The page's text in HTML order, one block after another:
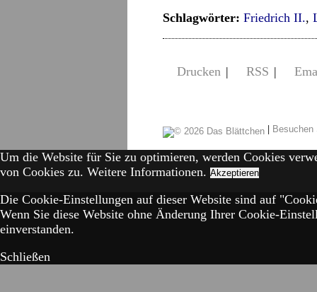
Schlagwörter: Friedrich II.,
Drucken | RSS |
|
Um die Website für Sie zu optimieren, werden Cookies
von Cookies zu. Weitere Informationen. Akzeptieren
Die Cookie-Einstellungen auf dieser Website sind auf
Wenn Sie diese Website ohne Änderung Ihrer Cookie-
einverstanden.
Schließen